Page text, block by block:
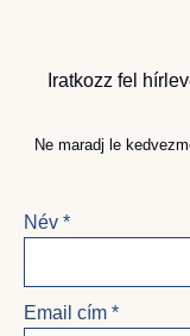
Iratkozz fel
Ne maradj le
Név *
Email cím *